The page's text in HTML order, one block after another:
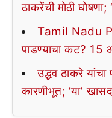
ठाकरेंची मोठी
Tamil Nadu
पाडण्याचा कट? 15
उद्धव ठाकरे
कारणीभूत; ‘या’